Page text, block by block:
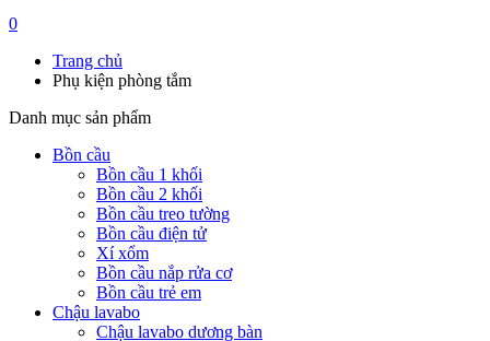
0
Trang chủ
Phụ kiện phòng tắm
Danh mục sản phẩm
Bồn cầu
Bồn cầu 1 khối
Bồn cầu 2 khối
Bồn cầu treo tường
Bồn cầu điện tử
Xí xổm
Bồn cầu nắp rửa cơ
Bồn cầu trẻ em
Chậu lavabo
Chậu lavabo dương bàn